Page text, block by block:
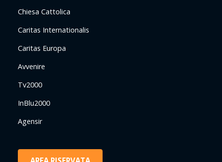
Chiesa Cattolica
Caritas Internationalis
Caritas Europa
Avvenire
Tv2000
InBlu2000
Agensir